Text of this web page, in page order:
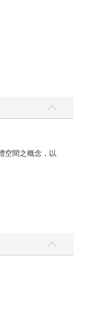
空間之概念，以